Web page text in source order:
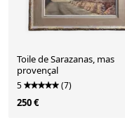
Toile de Sarazanas, mas
provençal
5 (7)
250 €